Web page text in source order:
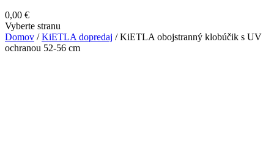
0,00 €
Vyberte stranu
Domov /KiETLA dopredaj / KiETLA obojstranný klobúčik s UV
ochranou 52-56 cm